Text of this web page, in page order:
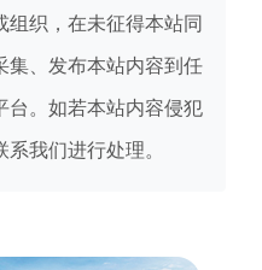
组织，在未征得本站同
集、发布本站内容到任
台。如若本站内容侵犯
我们进行处理。